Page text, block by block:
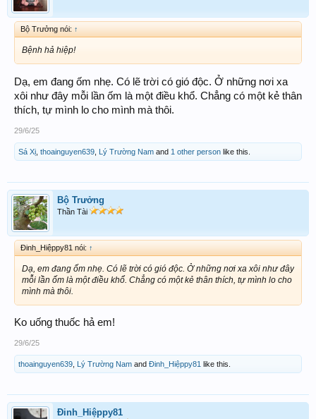
Bộ Trưởng nói: ↑
Bệnh hả hiệp!
Dạ, em đang ốm nhẹ. Có lẽ trời có gió độc. Ở những nơi xa
xôi như đây mỗi lần ốm là một điều khổ. Chẳng có một kẻ thân
thích, tự mình lo cho mình mà thôi.
29/6/25
Sá Xị thoainguyen639 Lý Trường Nam and 1 other person like this.
Bộ Trưởng
Thần Tài
Đinh_Hiệppy81 nói: ↑
Dạ, em đang ốm nhẹ. Có lẽ trời có gió độc. Ở những nơi xa xôi như đây
mỗi lần ốm là một điều khổ. Chẳng có một kẻ thân thích, tự mình lo cho
mình mà thôi.
Ko uống thuốc hả em!
29/6/25
thoainguyen639 Lý Trường Nam and Đinh_Hiệppy81 like this.
Đinh_Hiệppy81